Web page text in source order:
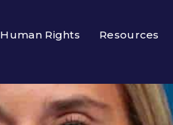
Human Rights Resources